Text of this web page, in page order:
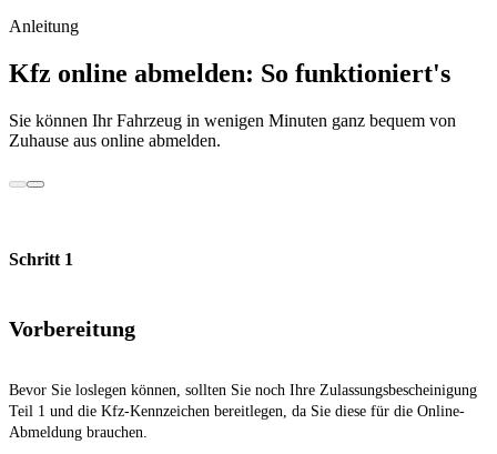
Anleitung
Kfz online abmelden: So funktioniert's
Sie können Ihr Fahrzeug in wenigen Minuten ganz bequem von
Zuhause aus online abmelden.
Schritt 1
Vorbereitung
Bevor Sie loslegen können, sollten Sie noch Ihre Zulassungsbescheinigung
Teil 1 und die Kfz-Kennzeichen bereitlegen, da Sie diese für die Online-
Abmeldung brauchen.